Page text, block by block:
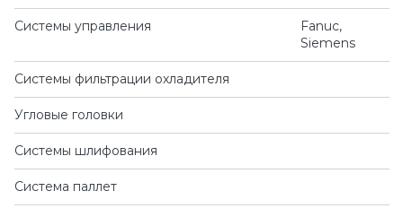
Системы управления
Fanuc,
Siemens
Системы фильтрации охладителя
Угловые головки
Системы шлифования
Система паллет